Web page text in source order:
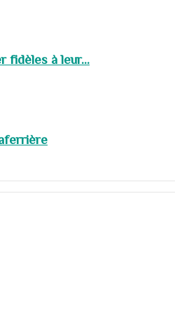
fidèles à leur...